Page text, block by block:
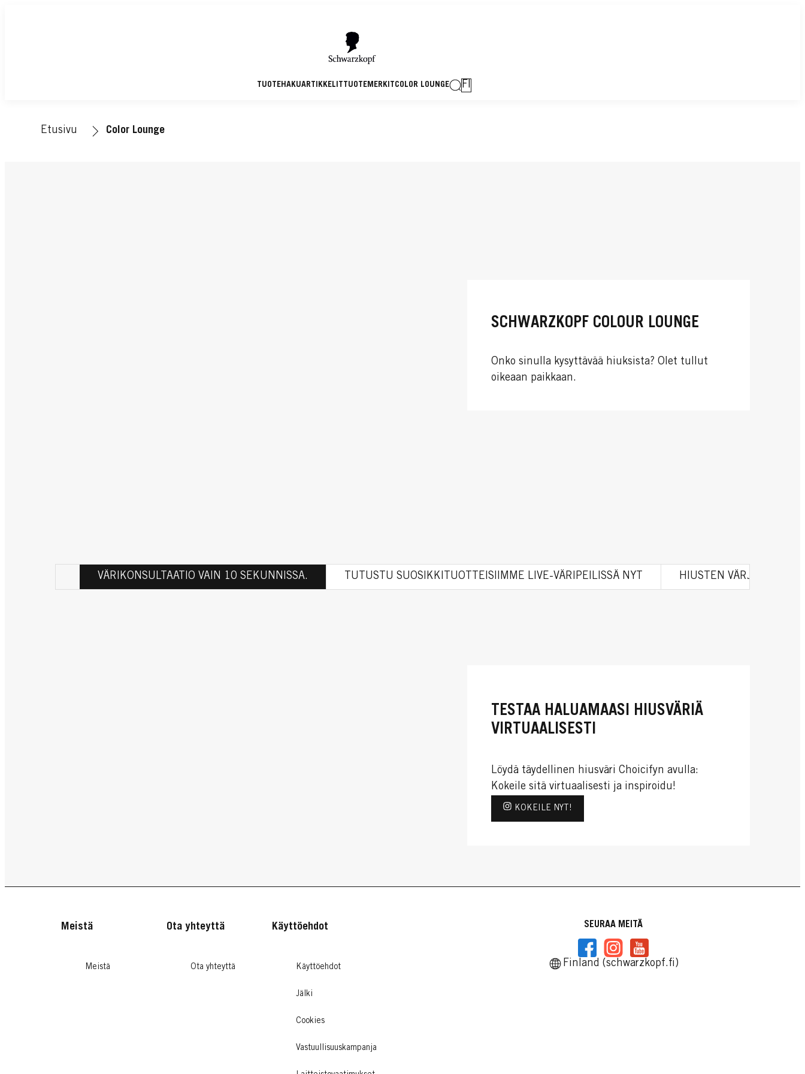
TUOTEHAKUARTIKKELIT TUOTEMERKIT COLOR LOUNGE FI
Etusivu Color Lounge
SCHWARZKOPF COLOUR LOUNGE
Onko sinulla kysyttävää hiuksista? Olet tullut
oikeaan paikkaan.
VÄRIKONSULTAATIO VAIN 10 SEKUNNISSA. TUTUSTU SUOSIKKITUOTTEISIIMME LIVE-VÄRIPEILISSÄ NYT HIUSTEN VÄRJÄYS:
TESTAA HALUAMAASI HIUSVÄRIÄ
VIRTUAALISESTI
Löydä täydellinen hiusväri Choicifyn avulla:
Kokeile sitä virtuaalisesti ja inspiroidu!
KOKEILE NYT!
Meistä
Meistä
Ota yhteyttä
Ota yhteyttä
Käyttöehdot
Käyttöehdot
Jälki
Cookies
Vastuullisuuskampanja
SEURAA MEITÄ
Finland (schwarzkopf.fi)